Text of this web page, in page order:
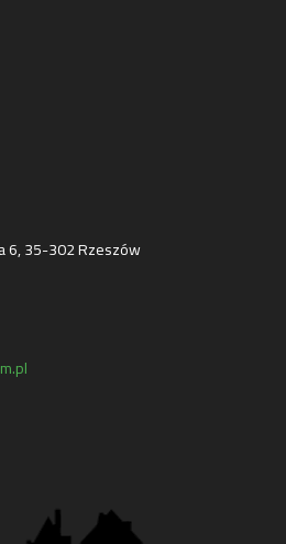
6, 35-302 Rzeszów